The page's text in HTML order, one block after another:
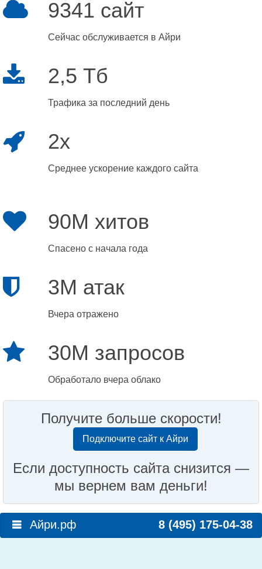
9341 сайт
Сейчас обслуживается в Айри
2,5 Тб
Трафика за последний день
2x
Среднее ускорение каждого сайта
90M хитов
Спасено с начала года
3M атак
Вчера отражено
30M запросов
Обработало вчера облако
Получите больше скорости!
Подключите сайт к Айри
Если доступность сайта снизится —
мы вернем вам деньги!
Айри.рф 8 (495) 175-04-38